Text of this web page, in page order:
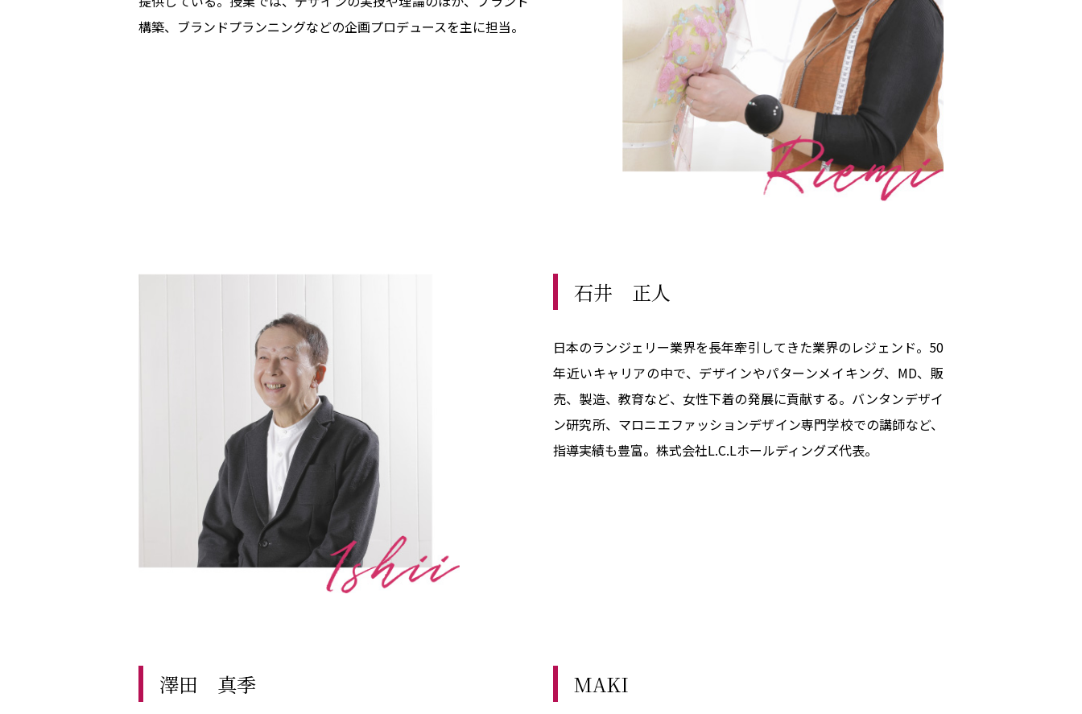
構築、ブランドプランニングなどの企画プロデュースを主に担当。
石井 正人
日本のランジェリー業界を長年牽引してきた業界のレジェンド。50
年近いキャリアの中で、デザインやパターンメイキング、MD、販
売、製造、教育など、女性下着の発展に貢献する。バンタンデザイ
ン研究所、マロニエファッションデザイン専門学校での講師など、
指導実績も豊富。株式会社L.C.Lホールディングズ代表。
澤田 真季 MAKI